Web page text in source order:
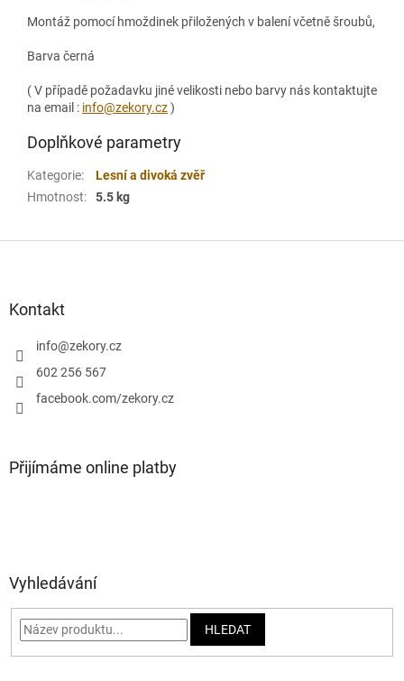
Montáž pomocí hmoždinek přiložených v balení včetně šroubů,
Barva černá
( V případě požadavku jiné velikosti nebo barvy nás kontaktujte
na email : info@zekory.cz)
Doplňkové parametry
Kategorie:
Lesní a divoká zvěř
Hmotnost: 5.5 kg
Kontakt
info@zekory.cz
602 256 567
facebook.com/zekory.cz
Přijímáme online platby
Vyhledávání
HLEDAT